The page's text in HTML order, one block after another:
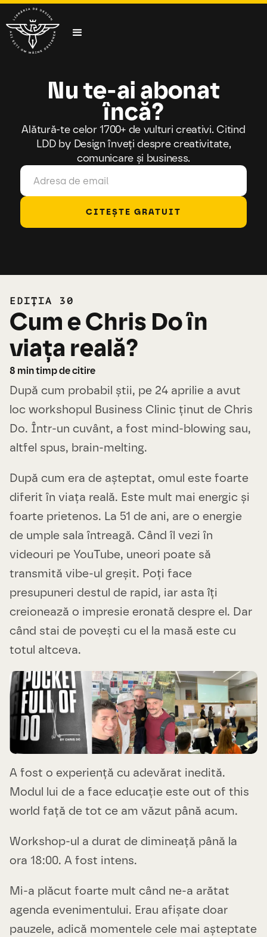
Nu te-ai abonat
încă?
Alătură-te celor 1700+ de vulturi creativi. Citind
LDD by Design înveți despre creativitate,
comunicare și business.
EDIȚIA 30
Cum e Chris Do în
viața reală?
8 min timp de citire
După cum probabil știi, pe 24 aprilie a avut
loc workshopul Business Clinic ținut de Chris
Do. Într-un cuvânt, a fost mind-blowing sau,
altfel spus, brain-melting.
După cum era de așteptat, omul este foarte
diferit în viața reală. Este mult mai energic și
foarte prietenos. La 51 de ani, are o energie
de umple sala întreagă. Când îl vezi în
videouri pe YouTube, uneori poate să
transmită vibe-ul greșit. Poți face
presupuneri destul de rapid, iar asta îți
creionează o impresie eronată despre el. Dar
când stai de povești cu el la masă este cu
totul altceva.
A fost o experiență cu adevărat inedită.
Modul lui de a face educație este out of this
world față de tot ce am văzut până acum.
Workshop-ul a durat de dimineață până la
ora 18:00. A fost intens.
Mi-a plăcut foarte mult când ne-a arătat
agenda evenimentului. Erau afișate doar
pauzele, adică momentele cele mai așteptate